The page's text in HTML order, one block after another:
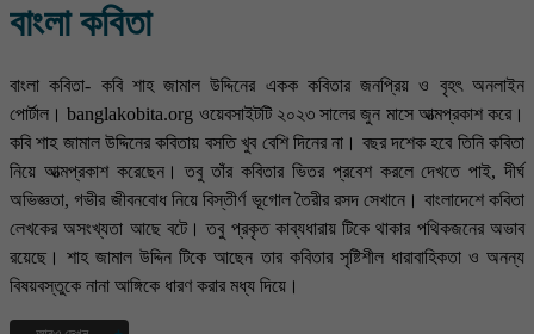
বাংলা কবিতা
বাংলা কবিতা- কবি শাহ জামাল উদ্দিনের একক কবিতার জনপ্রিয় ও বৃহৎ অনলাইন
পোর্টাল। banglakobita.org ওয়েবসাইটটি ২০২৩ সালের জুন মাসে আত্মপ্রকাশ করে।
কবি শাহ জামাল উদ্দিনের কবিতায় বসতি খুব বেশি দিনের না। বছর দশেক হবে তিনি কবিতা
নিয়ে আত্মপ্রকাশ করেছেন। তবু তাঁর কবিতার ভিতর প্রবেশ করলে দেখতে পাই, দীর্ঘ
অভিজ্ঞতা, গভীর জীবনবোধ নিয়ে বিস্তীর্ণ ভূগোল তৈরীর রসদ সেখানে। বাংলাদেশে কবিতা
লেখকের অসংখ্যতা আছে বটে। তবু প্রকৃত কাব্যধারায় টিকে থাকার পথিকজনের অভাব
রয়েছে। শাহ জামাল উদ্দিন টিকে আছেন তার কবিতার সৃষ্টিশীল ধারাবাহিকতা ও অনন্য
বিষয়বস্তুকে নানা আঙ্গিকে ধারণ করার মধ্য দিয়ে।